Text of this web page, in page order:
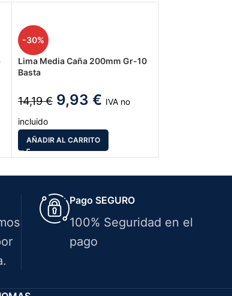
-30%
Lima Media Caña 200mm Gr-10
Basta
14,19€ 9,93 € IVA no
incluido
AÑADIR AL CARRITO
Pago SEGURO
100% Seguridad en el
pago